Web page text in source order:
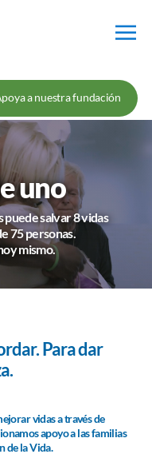
a nuestra fundación
uno
salvar 8 vidas
75 personas.
mismo.
Para dar
vidas a través de
apoyo a las familias
de la Vida.